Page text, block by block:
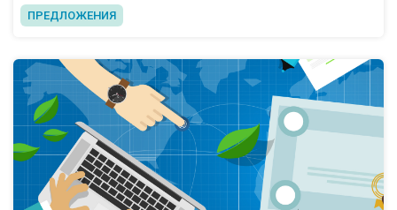
ПРЕДЛОЖЕНИЯ